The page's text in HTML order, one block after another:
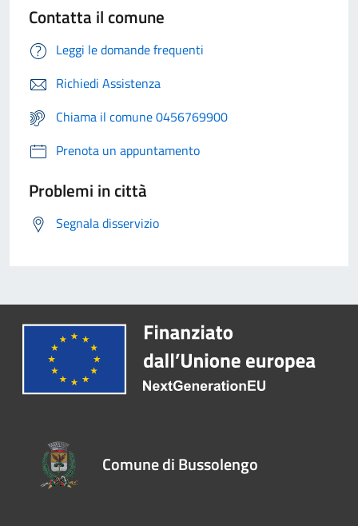
Contatta il comune
Leggi le domande frequenti
Richiedi Assistenza
Chiama il comune 0456769900
Prenota un appuntamento
Problemi in città
Segnala disservizio
Comune di Bussolengo